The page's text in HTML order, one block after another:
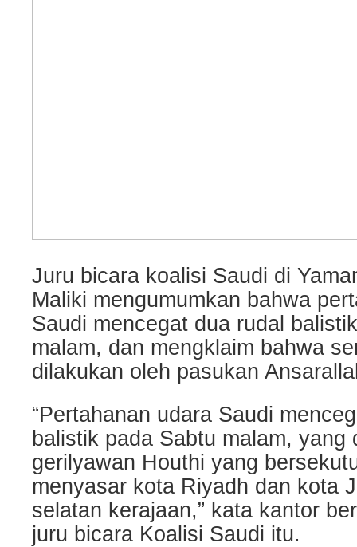
Juru bicara koalisi Saudi di
Maliki mengumumkan bahwa
Saudi mencegat dua rudal
malam, dan mengklaim bahwa
dilakukan oleh pasukan
“Pertahanan udara Saudi
balistik pada Sabtu malam, yang
gerilyawan Houthi yang
menyasar kota Riyadh dan kota
selatan kerajaan,” kata kantor
juru bicara Koalisi Saudi itu.